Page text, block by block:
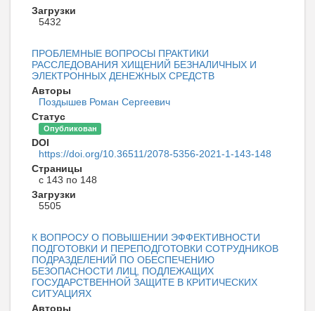
Загрузки
5432
ПРОБЛЕМНЫЕ ВОПРОСЫ ПРАКТИКИ
РАССЛЕДОВАНИЯ ХИЩЕНИЙ БЕЗНАЛИЧНЫХ И
ЭЛЕКТРОННЫХ ДЕНЕЖНЫХ СРЕДСТВ
Авторы
Поздышев Роман Сергеевич
Статус
Опубликован
DOI
https://doi.org/10.36511/2078-5356-2021-1-143-148
Страницы
с 143 по 148
Загрузки
5505
К ВОПРОСУ О ПОВЫШЕНИИ ЭФФЕКТИВНОСТИ
ПОДГОТОВКИ И ПЕРЕПОДГОТОВКИ СОТРУДНИКОВ
ПОДРАЗДЕЛЕНИЙ ПО ОБЕСПЕЧЕНИЮ
БЕЗОПАСНОСТИ ЛИЦ, ПОДЛЕЖАЩИХ
ГОСУДАРСТВЕННОЙ ЗАЩИТЕ В КРИТИЧЕСКИХ
СИТУАЦИЯХ
Авторы